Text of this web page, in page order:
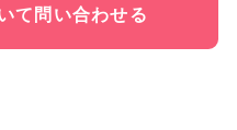
て問い合わせる